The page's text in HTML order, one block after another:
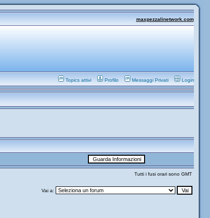
maxpezzalinetwork.com
Topics attivi Profilo Messaggi Privati Login
Tutti i fusi orari sono GMT
Vai a: